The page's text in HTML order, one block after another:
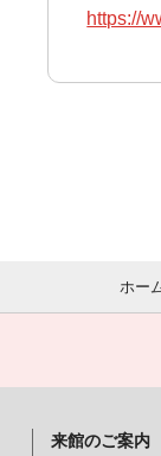
https://
ホー
来館のご案内